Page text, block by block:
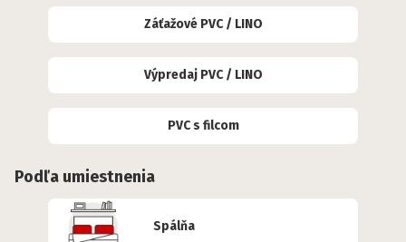
Záťažové PVC / LINO
Výpredaj PVC / LINO
PVC s filcom
Podľa umiestnenia
Spálňa